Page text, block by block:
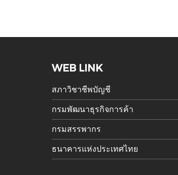
WEB LINK
สภาวิชาชีพบัญชี
กรมพัฒนาธุรกิจการค้า
กรมสรรพากร
ธนาคารแห่งประเทศไทย